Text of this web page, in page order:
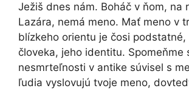
Ježiš dnes nám. Boháč v ňom, na
Lazára, nemá meno. Mať meno v
blízkeho orientu je čosi podstatné,
človeka, jeho identitu. Spomeňme
nesmrteľnosti v antike súvisel s
ľudia vyslovujú tvoje meno,